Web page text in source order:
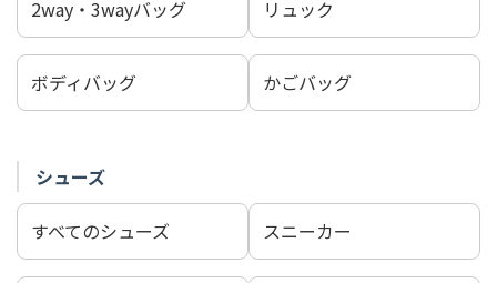
2way・3wayバッグ リュック
ボディバッグ かごバッグ
シューズ
すべてのシューズ スニーカー